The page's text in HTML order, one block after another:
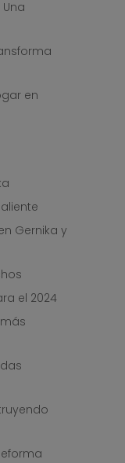
en
Gernika y
el 2024